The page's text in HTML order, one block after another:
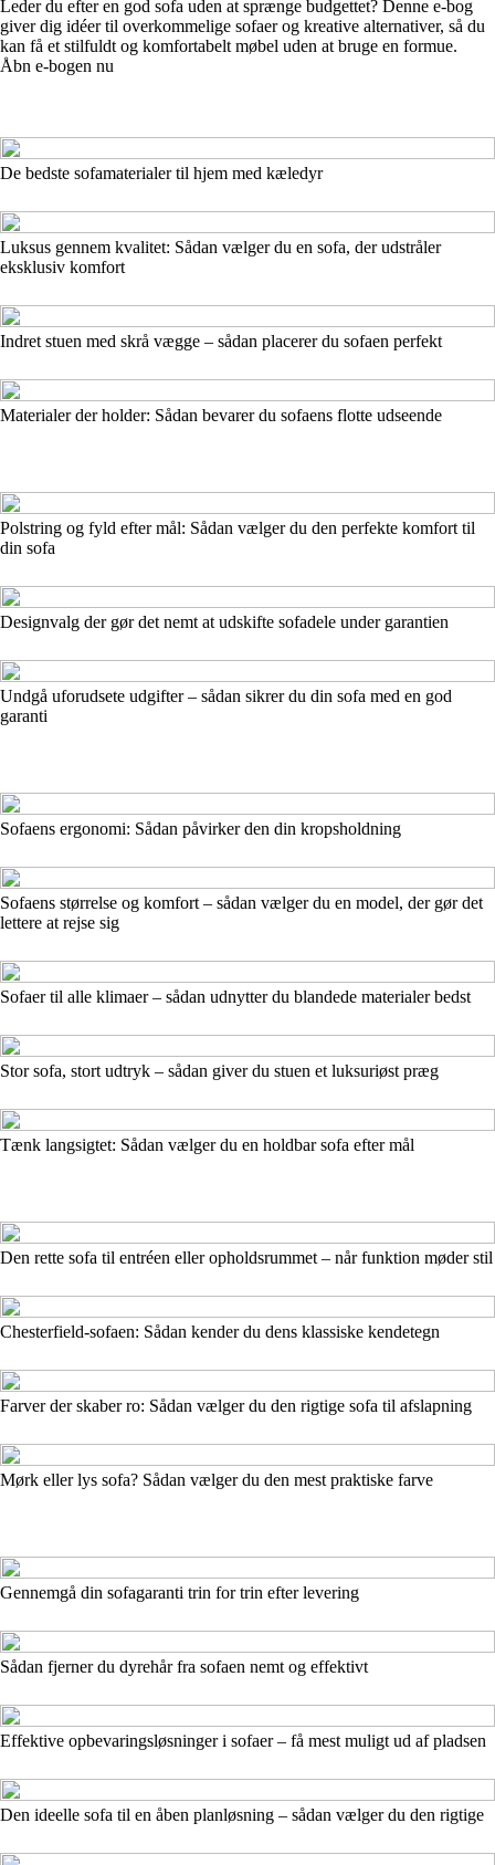
Leder du efter en god sofa uden at sprænge budgettet? Denne e-bog
giver dig idéer til overkommelige sofaer og kreative alternativer, så du
kan få et stilfuldt og komfortabelt møbel uden at bruge en formue.
Åbn e-bogen nu
De bedste sofamaterialer til hjem med kæledyr
Luksus gennem kvalitet: Sådan vælger du en sofa, der udstråler
eksklusiv komfort
Indret stuen med skrå vægge – sådan placerer du sofaen perfekt
Materialer der holder: Sådan bevarer du sofaens flotte udseende
Polstring og fyld efter mål: Sådan vælger du den perfekte komfort til
din sofa
Designvalg der gør det nemt at udskifte sofadele under garantien
Undgå uforudsete udgifter – sådan sikrer du din sofa med en god
garanti
Sofaens ergonomi: Sådan påvirker den din kropsholdning
Sofaens størrelse og komfort – sådan vælger du en model, der gør det
lettere at rejse sig
Sofaer til alle klimaer – sådan udnytter du blandede materialer bedst
Stor sofa, stort udtryk – sådan giver du stuen et luksuriøst præg
Tænk langsigtet: Sådan vælger du en holdbar sofa efter mål
Den rette sofa til entréen eller opholdsrummet – når funktion møder stil
Chesterfield-sofaen: Sådan kender du dens klassiske kendetegn
Farver der skaber ro: Sådan vælger du den rigtige sofa til afslapning
Mørk eller lys sofa? Sådan vælger du den mest praktiske farve
Gennemgå din sofagaranti trin for trin efter levering
Sådan fjerner du dyrehår fra sofaen nemt og effektivt
Effektive opbevaringsløsninger i sofaer – få mest muligt ud af pladsen
Den ideelle sofa til en åben planløsning – sådan vælger du den rigtige